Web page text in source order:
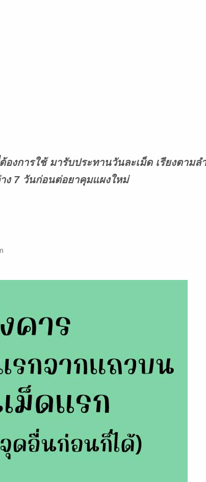
งการใช้ มารับประทานวันละเม็ด เรียงตามล
ง 7 วันก่อนต่อยาคุมแผงใหม่